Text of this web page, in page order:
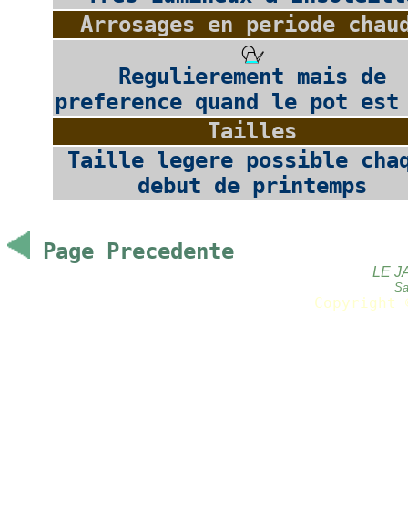
Arrosages en periode
Regulierement mais de
preference quand le pot est
Tailles
Taille legere possible
debut de printemps
Page Precedente
LE
Copyright